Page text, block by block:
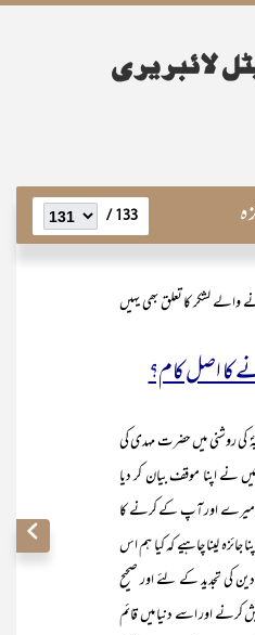
133 /
والے لشکر کا تعلق بھی یہیں
کا اصل کام؟
میں حضرت مہدی کی
اپنا موقف بیان کر دیا
میرے اور آپ کے کرنے کا
لینا چاہیے کہ کیا ہم اس
کی تجدید کے لئے اور صحیح
کرنے اور اسے دنیا میں قائم